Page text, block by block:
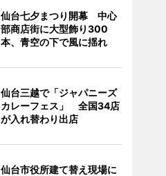
仙台七夕まつり開幕 中心
部商店街に大型飾り300
本、青空の下で風に揺れ
仙台三越で「ジャパニーズ
カレーフェス」 全国34店
が入れ替わり出店
仙台市役所建て替え現場に